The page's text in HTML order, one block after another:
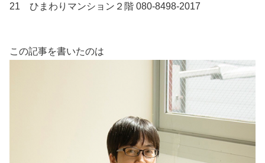
21 ひまわりマンション２階 080-8498-2017
この記事を書いたのは